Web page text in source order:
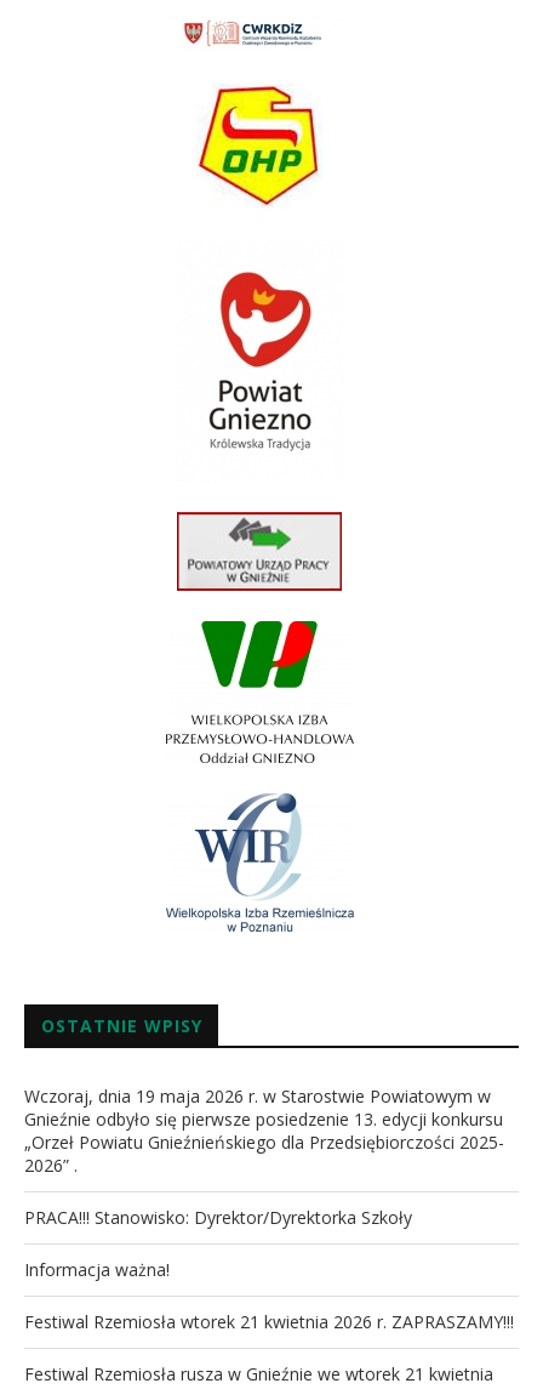
OSTATNIE WPISY
Wczoraj, dnia 19 maja 2026 r. w Starostwie Powiatowym w
Gnieźnie odbyło się pierwsze posiedzenie 13. edycji konkursu
„Orzeł Powiatu Gnieźnieńskiego dla Przedsiębiorczości 2025-
2026” .
PRACA!!! Stanowisko: Dyrektor/Dyrektorka Szkoły
Informacja ważna!
Festiwal Rzemiosła wtorek 21 kwietnia 2026 r. ZAPRASZAMY!!!
Festiwal Rzemiosła rusza w Gnieźnie we wtorek 21 kwietnia